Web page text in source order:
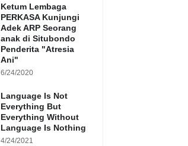
Ketum Lembaga
PERKASA Kunjungi
Adek ARP Seorang
anak di Situbondo
Penderita "Atresia
Ani"
6/24/2020
Language Is Not
Everything But
Everything Without
Language Is Nothing
4/24/2021